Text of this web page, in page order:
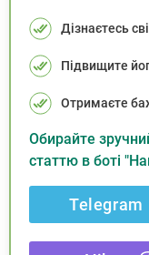
Дізнаєтесь
Підвищите
Отримаєте
Обирайте
статтю в боті
Telegram